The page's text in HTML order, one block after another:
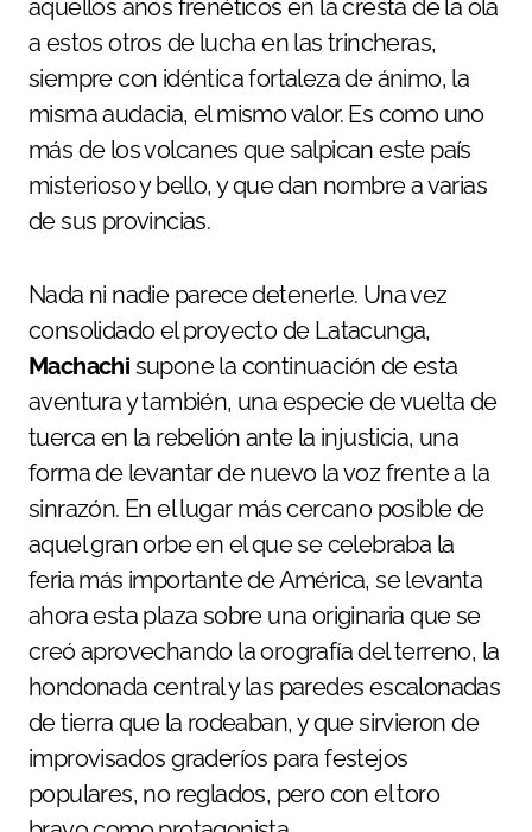
aquellos años frenéticos en la cresta de la ola
a estos otros de lucha en las trincheras,
siempre con idéntica fortaleza de ánimo, la
misma audacia, el mismo valor. Es como uno
más de los volcanes que salpican este país
misterioso y bello, y que dan nombre a varias
de sus provincias.
Nada ni nadie parece detenerle. Una vez
consolidado el proyecto de Latacunga,
Machachi supone la continuación de esta
aventura y también, una especie de vuelta de
tuerca en la rebelión ante la injusticia, una
forma de levantar de nuevo la voz frente a la
sinrazón. En el lugar más cercano posible de
aquel gran orbe en el que se celebraba la
feria más importante de América, se levanta
ahora esta plaza sobre una originaria que se
creó aprovechando la orografía del terreno, la
hondonada central y las paredes escalonadas
de tierra que la rodeaban, y que sirvieron de
improvisados graderíos para festejos
populares, no reglados, pero con el toro